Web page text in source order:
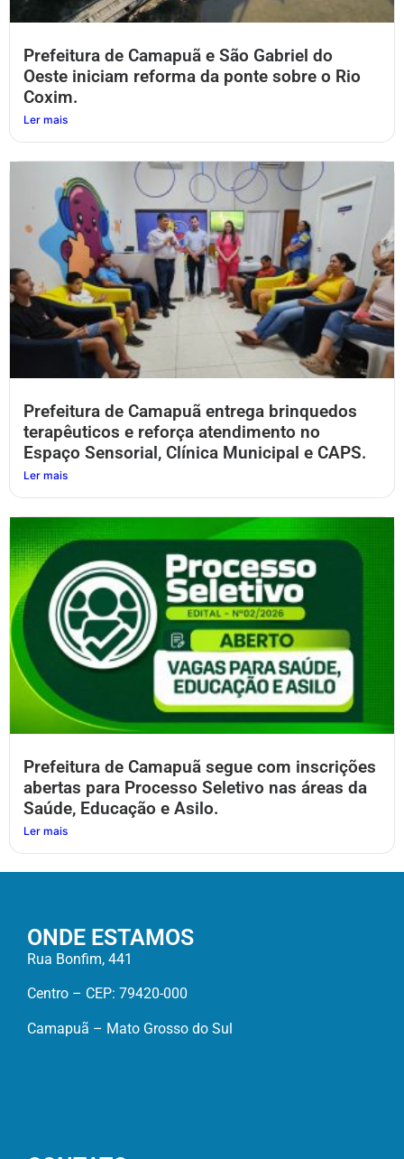
Prefeitura de Camapuã e São Gabriel do
Oeste iniciam reforma da ponte sobre o Rio
Coxim.
Ler mais
Prefeitura de Camapuã entrega brinquedos
terapêuticos e reforça atendimento no
Espaço Sensorial, Clínica Municipal e CAPS.
Ler mais
Prefeitura de Camapuã segue com inscrições
abertas para Processo Seletivo nas áreas da
Saúde, Educação e Asilo.
Ler mais
ONDE ESTAMOS
Rua Bonfim, 441
Centro – CEP: 79420-000
Camapuã – Mato Grosso do Sul